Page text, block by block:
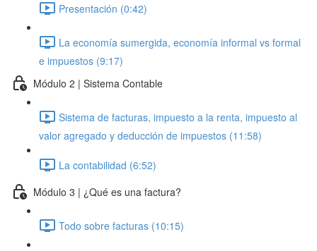
Presentación (0:42)
La economía sumergida, economía informal vs formal
e impuestos (9:17)
Módulo 2 | Sistema Contable
Sistema de facturas, impuesto a la renta, impuesto al
valor agregado y deducción de impuestos (11:58)
La contabilidad (6:52)
Módulo 3 | ¿Qué es una factura?
Todo sobre facturas (10:15)